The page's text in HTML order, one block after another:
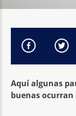
Aquí algunas
buenas